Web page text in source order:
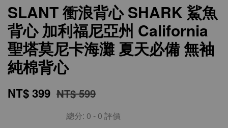
SLANT 衝浪背心 SHARK 鯊魚
背心 加利福尼亞州 California
聖塔莫尼卡海灘 夏天必備 無袖
純棉背心
NT$ 399 NT$ 599
總分: 0 - 0 評價